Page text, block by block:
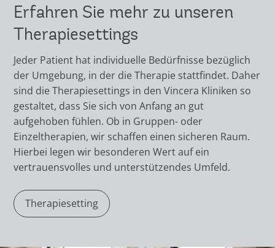
Erfahren Sie mehr zu unseren
Therapiesettings
Jeder Patient hat individuelle Bedürfnisse bezüglich
der Umgebung, in der die Therapie stattfindet. Daher
sind die Therapiesettings in den Vincera Kliniken so
gestaltet, dass Sie sich von Anfang an gut
aufgehoben fühlen. Ob in Gruppen- oder
Einzeltherapien, wir schaffen einen sicheren Raum.
Hierbei legen wir besonderen Wert auf ein
vertrauensvolles und unterstützendes Umfeld.
Therapiesetting